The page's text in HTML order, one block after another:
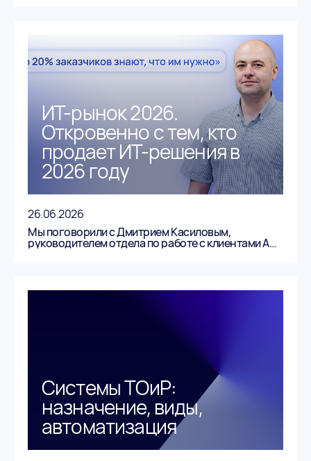
ИТ-рынок 2026.
Откровенно с тем, кто
продает ИТ-решения в
2026 году
26.06.2026
Мы поговорили с Дмитрием Касиловым,
руководителем отдела по работе с клиентами АО
решает проблемы, а не просто «закрывает
Системы ТОиР:
назначение, виды,
автоматизация